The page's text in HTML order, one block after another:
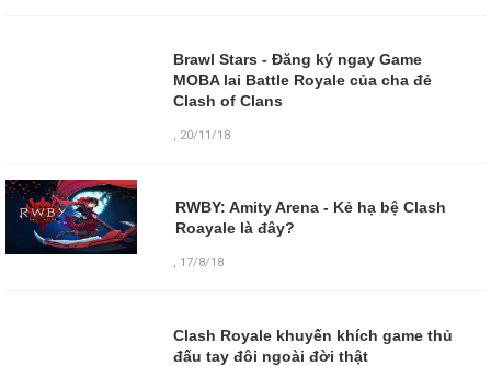
Brawl Stars - Đăng ký ngay Game
MOBA lai Battle Royale của cha đẻ
Clash of Clans
, 20/11/18
RWBY: Amity Arena - Kẻ hạ bệ Clash
Roayale là đây?
, 17/8/18
Clash Royale khuyến khích game thủ
đấu tay đôi ngoài đời thật